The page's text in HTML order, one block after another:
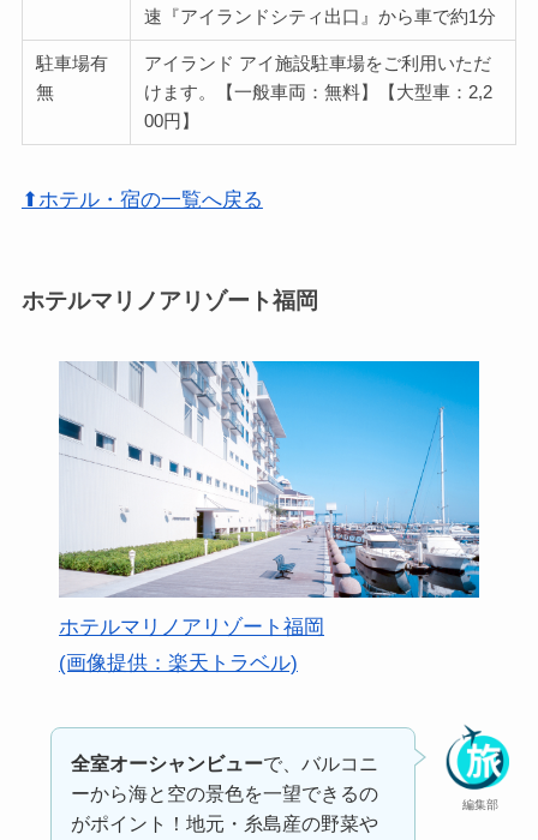
速『アイランドシティ出口』から車で約1分
駐車場有
無
アイランド アイ施設駐車場をご利用いただ
けます。【一般車両：無料】【大型車：2,2
00円】
⬆ホテル・宿の一覧へ戻る
ホテルマリノアリゾート福岡
ホテルマリノアリゾート福岡
(画像提供：楽天トラベル)
編集部
全室オーシャンビューで、バルコニ
ーから海と空の景色を一望できるの
がポイント！地元・糸島産の野菜や